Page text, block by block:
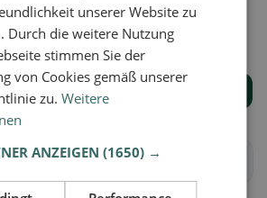
la tua ricerca di ristoranti.
Mostra tutti i luoghi
Albonese
unserer Website zu
Durch die weitere Nutzung
stimmen Sie der
von Cookies gemäß unserer
zu.Weitere
ANZEIGEN(1650) →